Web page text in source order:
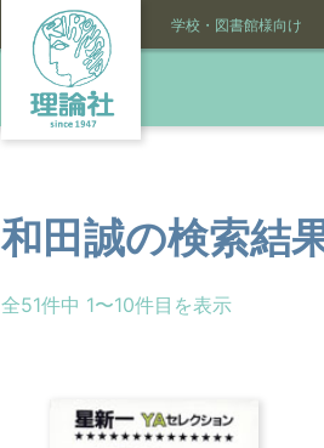
学校・図書館様向け
和田誠の検索結
全51件中 1〜10件目を表示